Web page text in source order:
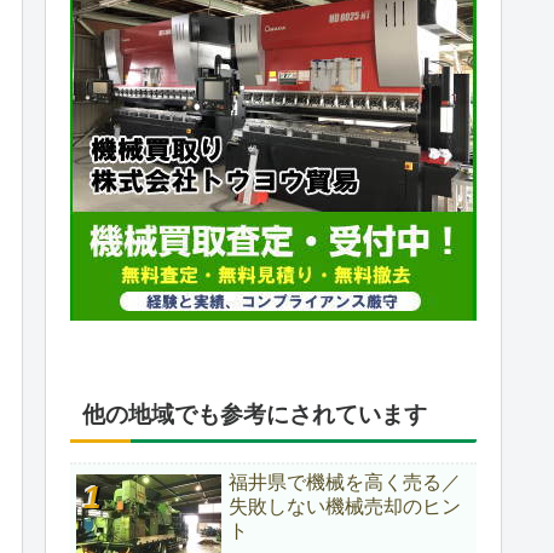
他の地域でも参考にされています
福井県で機械を高く売る／
失敗しない機械売却のヒン
ト